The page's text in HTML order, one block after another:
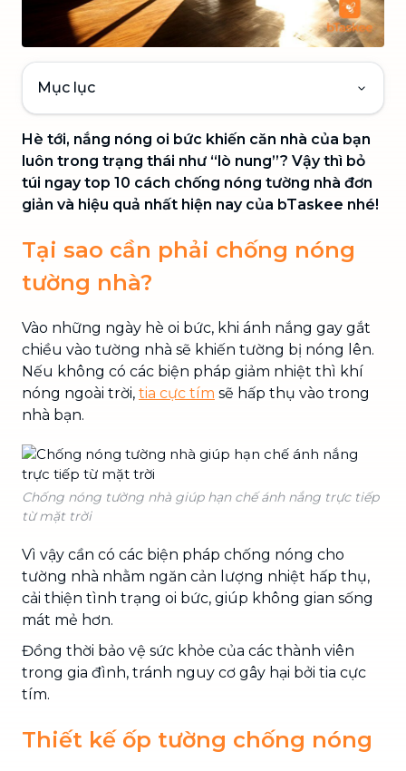
Mục lục
Hè tới, nắng nóng oi bức khiến căn nhà của bạn
luôn trong trạng thái như “lò nung”? Vậy thì bỏ
túi ngay top 10 cách chống nóng tường nhà đơn
giản và hiệu quả nhất hiện nay của bTaskee nhé!
Tại sao cần phải chống nóng
tường nhà?
Vào những ngày hè oi bức, khi ánh nắng gay gắt
chiều vào tường nhà sẽ khiến tường bị nóng lên.
Nếu không có các biện pháp giảm nhiệt thì khí
nóng ngoài trời, tia cực tím sẽ hấp thụ vào trong
nhà bạn.
Chống nóng tường nhà giúp hạn chế ánh nắng trực tiếp
từ mặt trời
Vì vậy cần có các biện pháp chống nóng cho
tường nhà nhằm ngăn cản lượng nhiệt hấp thụ,
cải thiện tình trạng oi bức, giúp không gian sống
mát mẻ hơn.
Đồng thời bảo vệ sức khỏe của các thành viên
trong gia đình, tránh nguy cơ gây hại bởi tia cực
tím.
Thiết kế ốp tường chống nóng